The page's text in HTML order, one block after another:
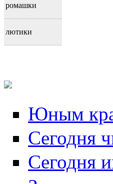
ромашки
лютики
Юным
Сегодня
Сегодня